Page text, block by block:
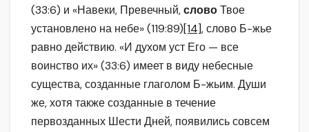
(33:6) и «Навеки, Превечный,словоТвое
установлено на небе» (119:89)[14], слово Б-жье
равно действию. «И духом уст Его — все
воинство их» (33:6) имеет в виду небесные
существа, созданные глаголом Б-жьим. Души
же, хотя также созданные в течение
первозданных Шести Дней, появились совсем